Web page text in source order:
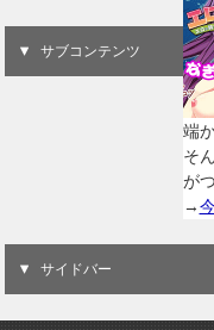
端
そ
が
→
サブコンテンツ
サイドバー